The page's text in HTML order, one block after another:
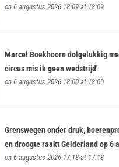
on 6 augustus 2026 18:09 at 18:09
Marcel Boekhoorn dolgelukkig
circus mis ik geen wedstrijd'
on 6 augustus 2026 18:00 at 18:00
Grenswegen onder druk,
en droogte raakt Gelderland op 6
on 6 augustus 2026 17:18 at 17:18